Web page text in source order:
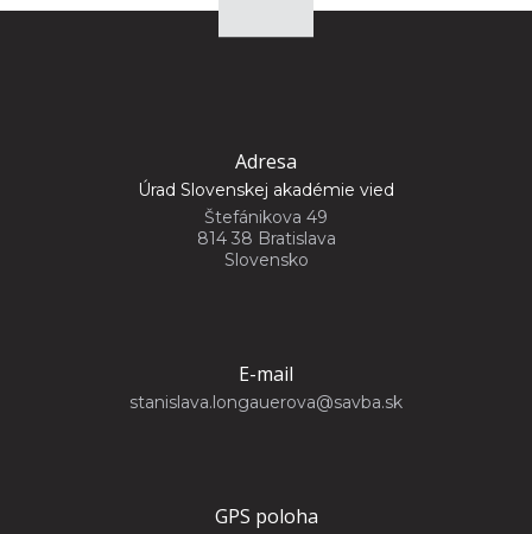
Adresa
Úrad Slovenskej akadémie vied
Štefánikova 49
814 38 Bratislava
Slovensko
E-mail
stanislava.longauerova@savba.sk
GPS poloha